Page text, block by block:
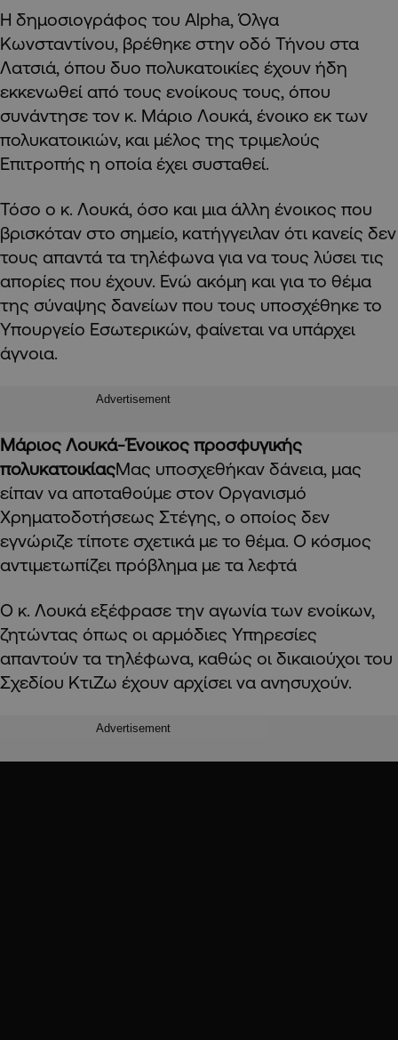
Η δημοσιογράφος του Alpha, Όλγα
Κωνσταντίνου, βρέθηκε στην οδό Τήνου στα
Λατσιά, όπου δυο πολυκατοικίες έχουν ήδη
εκκενωθεί από τους ενοίκους τους, όπου
συνάντησε τον κ. Μάριο Λουκά, ένοικο εκ των
πολυκατοικιών, και μέλος της τριμελούς
Επιτροπής η οποία έχει συσταθεί.
Τόσο ο κ. Λουκά, όσο και μια άλλη ένοικος που
βρισκόταν στο σημείο, κατήγγειλαν ότι κανείς δεν
τους απαντά τα τηλέφωνα για να τους λύσει τις
απορίες που έχουν. Ενώ ακόμη και για το θέμα
της σύναψης δανείων που τους υποσχέθηκε το
Υπουργείο Εσωτερικών, φαίνεται να υπάρχει
άγνοια.
Advertisement
Μάριος Λουκά-Ένοικος προσφυγικής
πολυκατοικίαςΜας υποσχεθήκαν δάνεια, μας
είπαν να αποταθούμε στον Οργανισμό
Χρηματοδοτήσεως Στέγης, ο οποίος δεν
εγνώριζε τίποτε σχετικά με το θέμα. Ο κόσμος
αντιμετωπίζει πρόβλημα με τα λεφτά
Ο κ. Λουκά εξέφρασε την αγωνία των ενοίκων,
ζητώντας όπως οι αρμόδιες Υπηρεσίες
απαντούν τα τηλέφωνα, καθώς οι δικαιούχοι του
Σχεδίου ΚτιΖω έχουν αρχίσει να ανησυχούν.
Advertisement